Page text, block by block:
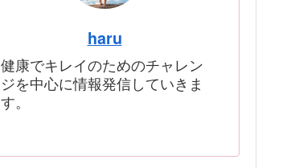
haru
健康でキレイのためのチャレン
ジを中心に情報発信していきま
す。